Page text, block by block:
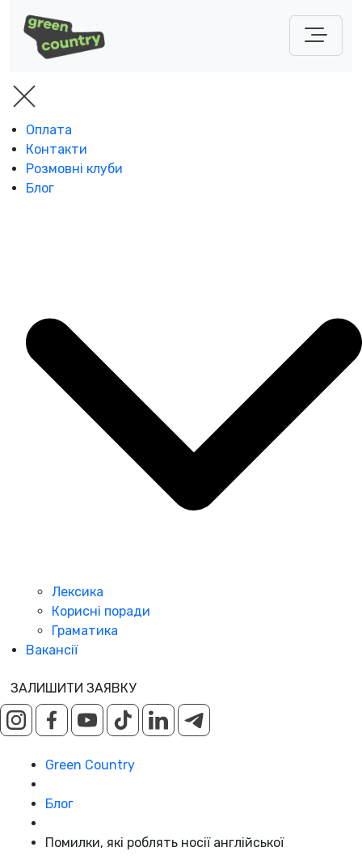
Оплата
Контакти
Розмовні клуби
Блог
Лексика
Корисні поради
Граматика
Вакансії
ЗАЛИШИТИ ЗАЯВКУ
Green Country
Блог
Помилки, які роблять носії англійської